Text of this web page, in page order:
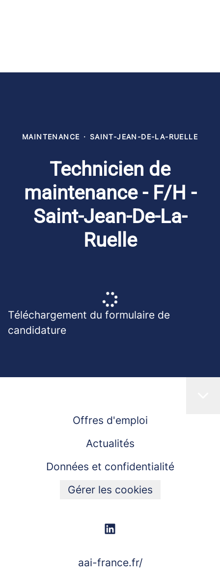
MAINTENANCE · SAINT-JEAN-DE-LA-RUELLE
Technicien de
maintenance - F/H -
Saint-Jean-De-La-
Ruelle
Téléchargement du formulaire de
candidature
Offres d'emploi
Actualités
Données et confidentialité
Gérer les cookies
aai-france.fr/